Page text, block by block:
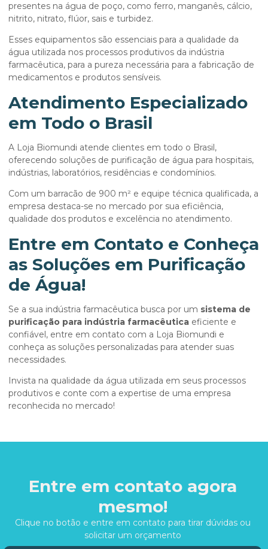
presentes na água de poço, como ferro, manganês, cálcio,
nitrito, nitrato, flúor, sais e turbidez.
Esses equipamentos são essenciais para a qualidade da
água utilizada nos processos produtivos da indústria
farmacêutica, para a pureza necessária para a fabricação de
medicamentos e produtos sensíveis.
Atendimento Especializado
em Todo o Brasil
A Loja Biomundi atende clientes em todo o Brasil,
oferecendo soluções de purificação de água para hospitais,
indústrias, laboratórios, residências e condomínios.
Com um barracão de 900 m² e equipe técnica qualificada, a
empresa destaca-se no mercado por sua eficiência,
qualidade dos produtos e excelência no atendimento.
Entre em Contato e Conheça
as Soluções em Purificação
de Água!
Se a sua indústria farmacêutica busca por um sistema de
purificação para indústria farmacêutica eficiente e
confiável, entre em contato com a Loja Biomundi e
conheça as soluções personalizadas para atender suas
necessidades.
Invista na qualidade da água utilizada em seus processos
produtivos e conte com a expertise de uma empresa
reconhecida no mercado!
Entre em contato agora
mesmo!
Clique no botão e entre em contato para tirar dúvidas ou
solicitar um orçamento